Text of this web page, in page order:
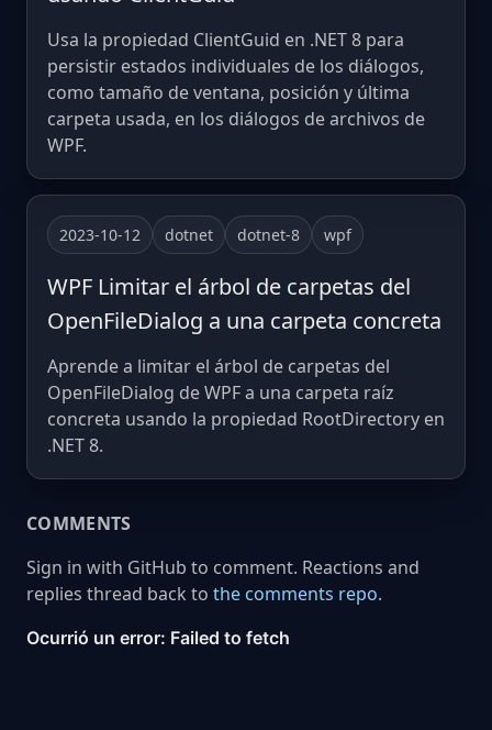
Usa la propiedad ClientGuid en .NET 8 para
persistir estados individuales de los diálogos,
como tamaño de ventana, posición y última
carpeta usada, en los diálogos de archivos de
WPF.
2023-10-12 dotnet dotnet-8 wpf
WPF Limitar el árbol de carpetas del
OpenFileDialog a una carpeta concreta
Aprende a limitar el árbol de carpetas del
OpenFileDialog de WPF a una carpeta raíz
concreta usando la propiedad RootDirectory en
.NET 8.
COMMENTS
Sign in with GitHub to comment. Reactions and
replies thread back to the comments repo.